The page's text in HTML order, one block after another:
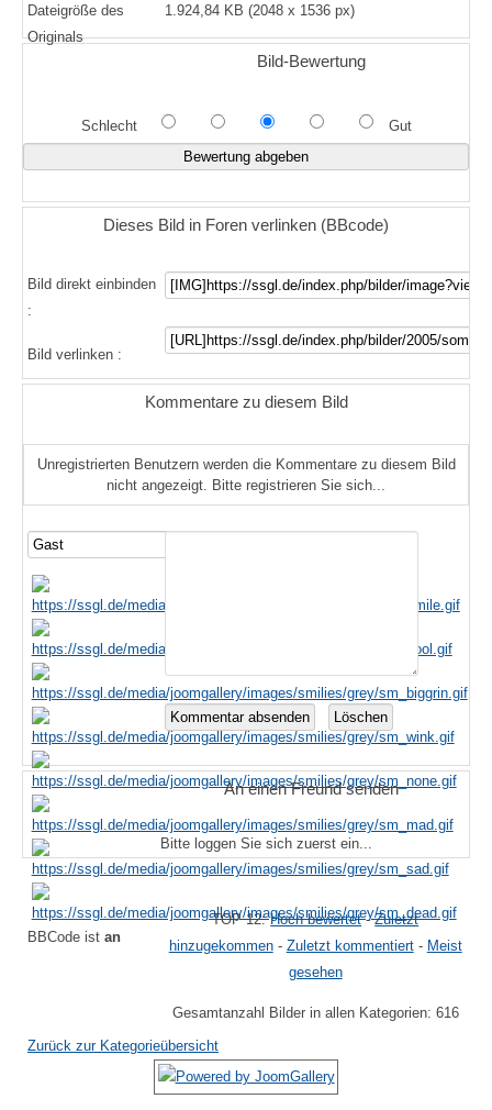
Dateigröße des
Originals
1.924,84 KB (2048 x 1536 px)
Bild-Bewertung
Schlecht Gut
Dieses Bild in Foren verlinken (BBcode)
Bild direkt einbinden
:
Bild verlinken :
Kommentare zu diesem Bild
Unregistrierten Benutzern werden die Kommentare zu diesem Bild
nicht angezeigt. Bitte registrieren Sie sich...
BBCode ist an
An einen Freund senden
Bitte loggen Sie sich zuerst ein...
TOP 12:Hoch bewertet-Zuletzt
hinzugekommen- Zuletzt kommentiert- Meist
gesehen
Gesamtanzahl Bilder in allen Kategorien: 616
Zurück zur Kategorieübersicht